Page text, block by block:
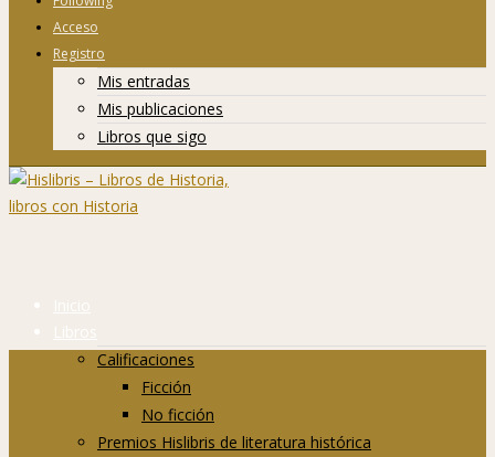
Acceso
Registro
Mis entradas
Mis publicaciones
Libros que sigo
Inicio
Libros
Calificaciones
Ficción
No ficción
Premios Hislibris de literatura histórica